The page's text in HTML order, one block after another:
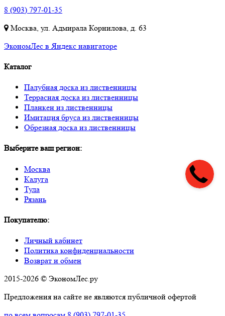
8 (903) 797-01-35
Москва, ул. Адмирала Корнилова, д. 63
ЭкономЛес в Яндекс навигаторе
Каталог
Палубная доска из лиственницы
Террасная доска из лиственницы
Планкен из лиственницы
Имитация бруса из лиственницы
Обрезная доска из лиственницы
Выберите ваш регион:
Москва
Калуга
Тула
Рязань
Покупателю:
Личный кабинет
Политика конфиденциальности
Возврат и обмен
2015-2026 © ЭкономЛес.ру
Предложения на сайте не являются публичной офертой